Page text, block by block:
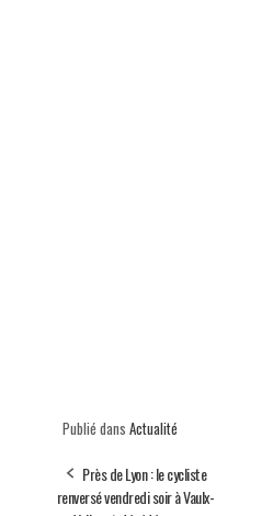
Publié dans Actualité
Près de Lyon : le cycliste
renversé vendredi soir à Vaulx-